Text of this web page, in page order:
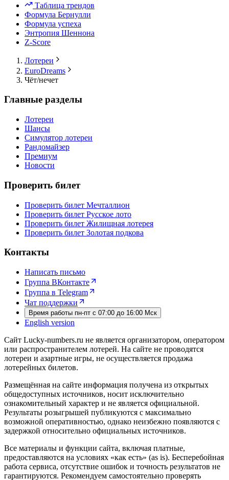
Таблица трендов
Формула Бернулли
Формула успеха
Энтропия Шеннона
Z-Score
Лотереи
EuroDreams
Чёт/нечет
Главные разделы
Лотереи
Шансы
Симулятор лотереи
Рандомайзер
Премиум
Новости
Проверить билет
Проверить билет Мечталлион
Проверить билет Русское лото
Проверить билет Жилищная лотерея
Проверить билет Золотая подкова
Контакты
Написать письмо
Группа ВКонтакте
Группа в Telegram
Чат поддержки
Время работы пн-пт с 07:00 до 16:00 Мск
English version
Сайт Lucky-numbers.ru не является организатором, оператором
или распространителем лотерей. На сайте не проводятся
лотереи и азартные игры, не осуществляется продажа
лотерейных билетов.
Размещённая на сайте информация получена из открытых
общедоступных источников, носит исключительно
ознакомительный характер и не является официальной.
Результаты розыгрышей публикуются с максимально
возможной оперативностью, однако неизбежно появляются с
задержкой относительно официальных источников.
Все материалы и функции сайта, включая платные,
предоставляются на условиях «как есть» (as is). Бесперебойная
работа сервиса, отсутствие ошибок и точность результатов не
гарантируются. Рекомендуем самостоятельно проверять